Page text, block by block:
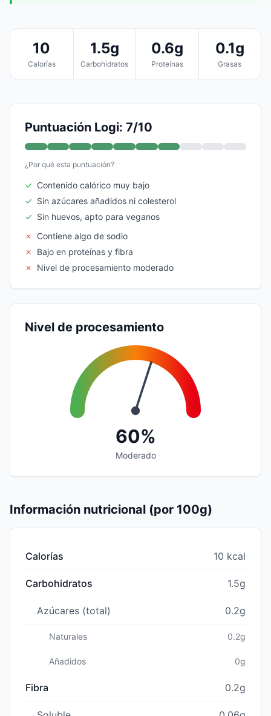
10
Calorías
1.5g
Carbohidratos
0.6g
Proteínas
0.1g
Grasas
Puntuación Logi: 7/10
¿Por qué esta puntuación?
✓ Contenido calórico muy bajo
✓ Sin azúcares añadidos ni colesterol
✓ Sin huevos, apto para veganos
✗
Contiene algo de sodio
✗
Bajo en proteínas y fibra
✗
Nivel de procesamiento moderado
Nivel de procesamiento
60%
Moderado
Información nutricional (por 100g)
Calorías 10 kcal
Carbohidratos 1.5g
Azúcares (total) 0.2g
Naturales 0.2g
Añadidos 0g
Fibra 0.2g